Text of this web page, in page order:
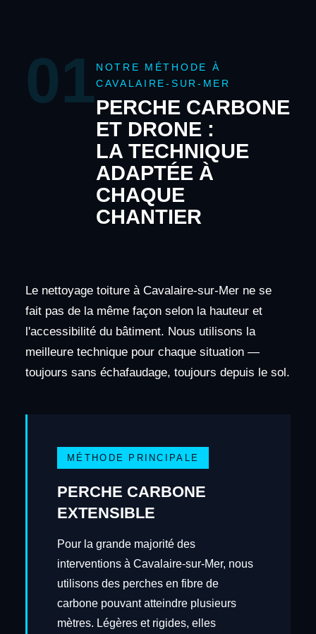
01 NOTRE MÉTHODE À
CAVALAIRE-SUR-MER
PERCHE CARBONE
ET DRONE :
LA TECHNIQUE
ADAPTÉE À
CHAQUE
CHANTIER
Le nettoyage toiture à Cavalaire-sur-Mer ne se
fait pas de la même façon selon la hauteur et
l'accessibilité du bâtiment. Nous utilisons la
meilleure technique pour chaque situation —
toujours sans échafaudage, toujours depuis le sol.
MÉTHODE PRINCIPALE
PERCHE CARBONE
EXTENSIBLE
Pour la grande majorité des
interventions à Cavalaire-sur-Mer, nous
utilisons des perches en fibre de
carbone pouvant atteindre plusieurs
mètres. Légères et rigides, elles